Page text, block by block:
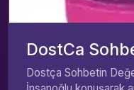
DostCa
Dostça Sohbetin